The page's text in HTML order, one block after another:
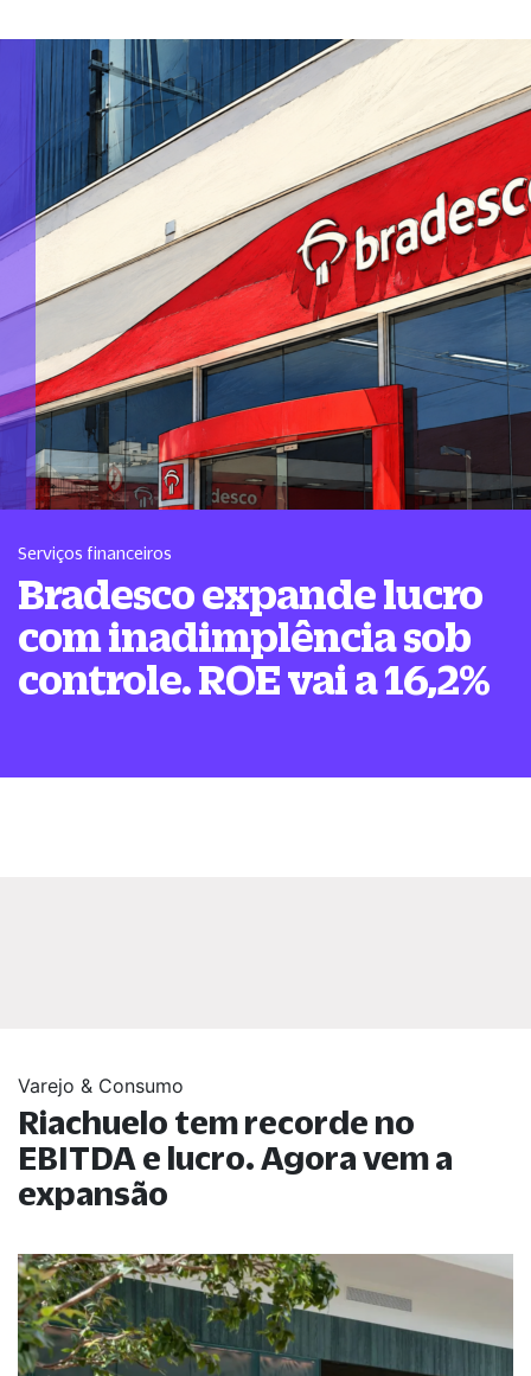
Serviços financeiros
Bradesco expande lucro
com inadimplência sob
controle. ROE vai a 16,2%
Varejo & Consumo
Riachuelo tem recorde no
EBITDA e lucro. Agora vem a
expansão